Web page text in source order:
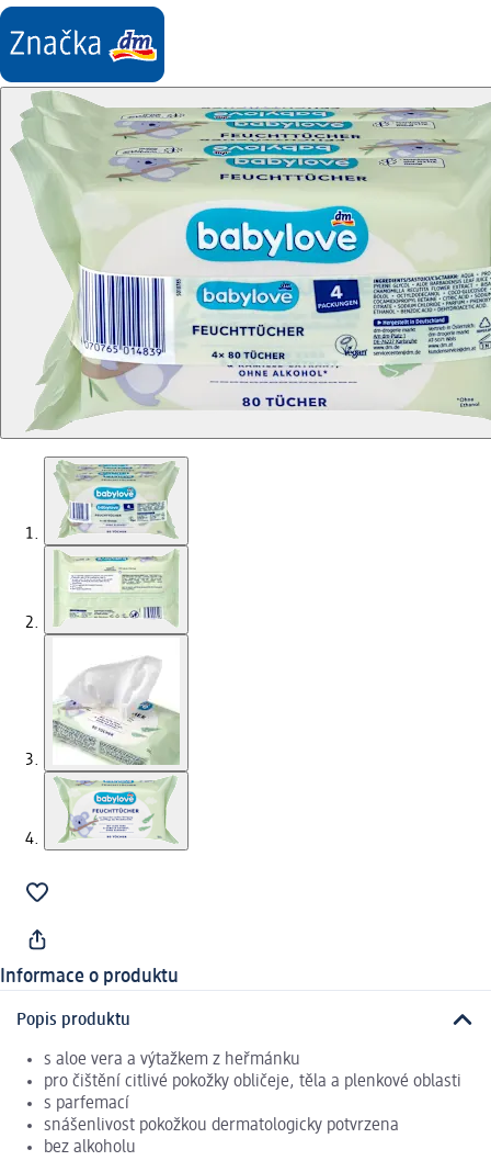
Informace o produktu
Popis produktu
s aloe vera a výtažkem z heřmánku
pro čištění citlivé pokožky obličeje, těla a plenkové oblasti
s parfemací
snášenlivost pokožkou dermatologicky potvrzena
bez alkoholu